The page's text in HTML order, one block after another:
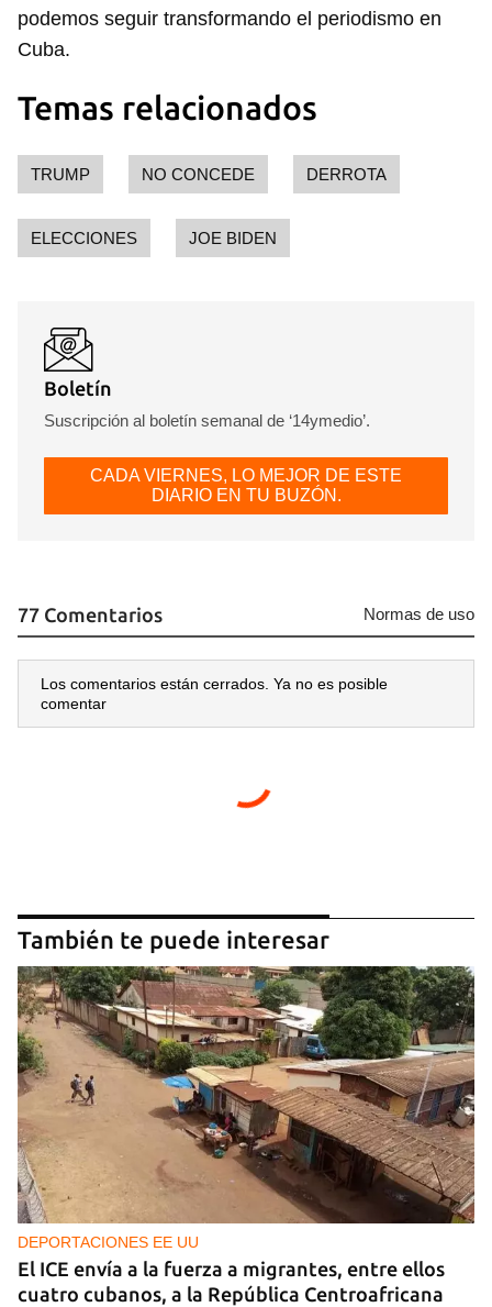
podemos seguir transformando el periodismo en
Cuba.
Temas relacionados
TRUMP NO CONCEDE DERROTA
ELECCIONES JOE BIDEN
Boletín
Suscripción al boletín semanal de ‘14ymedio’.
CADA VIERNES, LO MEJOR DE ESTE
DIARIO EN TU BUZÓN.
77 Comentarios Normas de uso
Los comentarios están cerrados. Ya no es posible
comentar
También te puede interesar
DEPORTACIONES EE UU
El ICE envía a la fuerza a migrantes, entre ellos
cuatro cubanos, a la República Centroafricana